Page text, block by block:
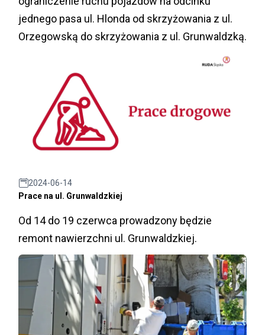
jednego pasa ul. Hlonda od skrzyżowania z ul.
Orzegowską do skrzyżowania z ul. Grunwaldzką.
2024-06-14
Prace na ul. Grunwaldzkiej
Od 14 do 19 czerwca prowadzony będzie
remont nawierzchni ul. Grunwaldzkiej.